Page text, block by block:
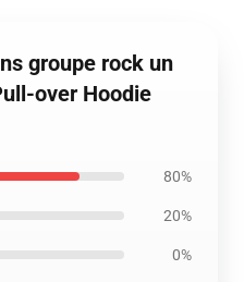
groupe rock un
over Hoodie
80%
20%
0%